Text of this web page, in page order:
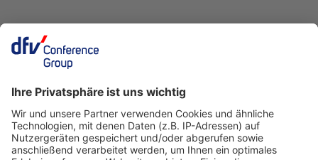
Ein Business-Event von: